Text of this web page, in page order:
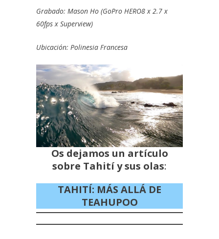
Grabado: Mason Ho (GoPro HERO8 x 2.7 x
60fps x Superview)
Ubicación: Polinesia Francesa
Os dejamos un artículo
sobre Tahití y sus olas:
TAHITÍ: MÁS ALLÁ DE
TEAHUPOO